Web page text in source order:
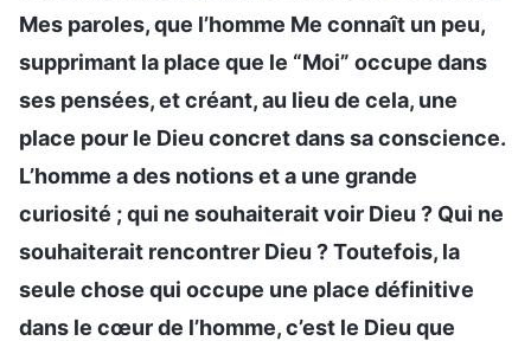
Mes paroles, que l’homme Me connaît un peu,
supprimant la place que le “Moi” occupe dans
ses pensées, et créant, au lieu de cela, une
place pour le Dieu concret dans sa conscience.
L’homme a des notions et a une grande
curiosité ; qui ne souhaiterait voir Dieu ? Qui ne
souhaiterait rencontrer Dieu ? Toutefois, la
seule chose qui occupe une place définitive
dans le cœur de l’homme, c’est le Dieu que